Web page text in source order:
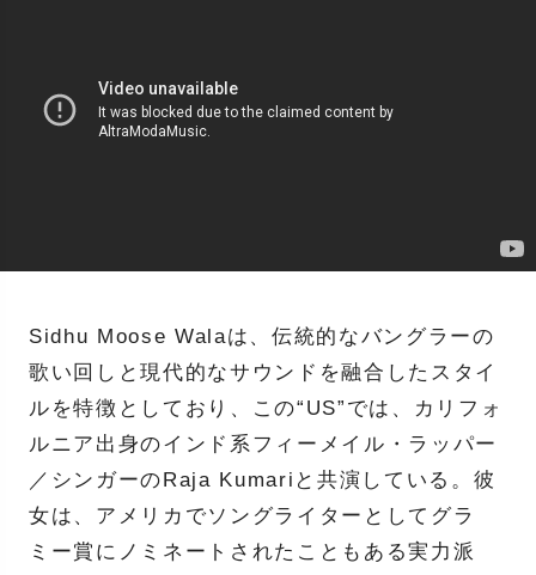
Sidhu Moose Walaは、伝統的なバングラーの
歌い回しと現代的なサウンドを融合したスタイ
ルを特徴としており、この“US”では、カリフォ
ルニア出身のインド系フィーメイル・ラッパー
／シンガーのRaja Kumariと共演している。彼
女は、アメリカでソングライターとしてグラ
ミー賞にノミネートされたこともある実力派